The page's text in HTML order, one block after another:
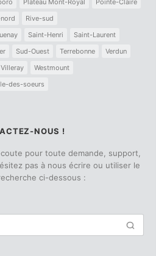
Rive-sud
Saint-Henri
Saint-Laurent
Sud-Ouest Terrebonne
Verdun
Villeray
Westmount
des-soeurs
NOUS !
pour toute demande, support,
pas à nous écrire ou utiliser le
ci-dessous :